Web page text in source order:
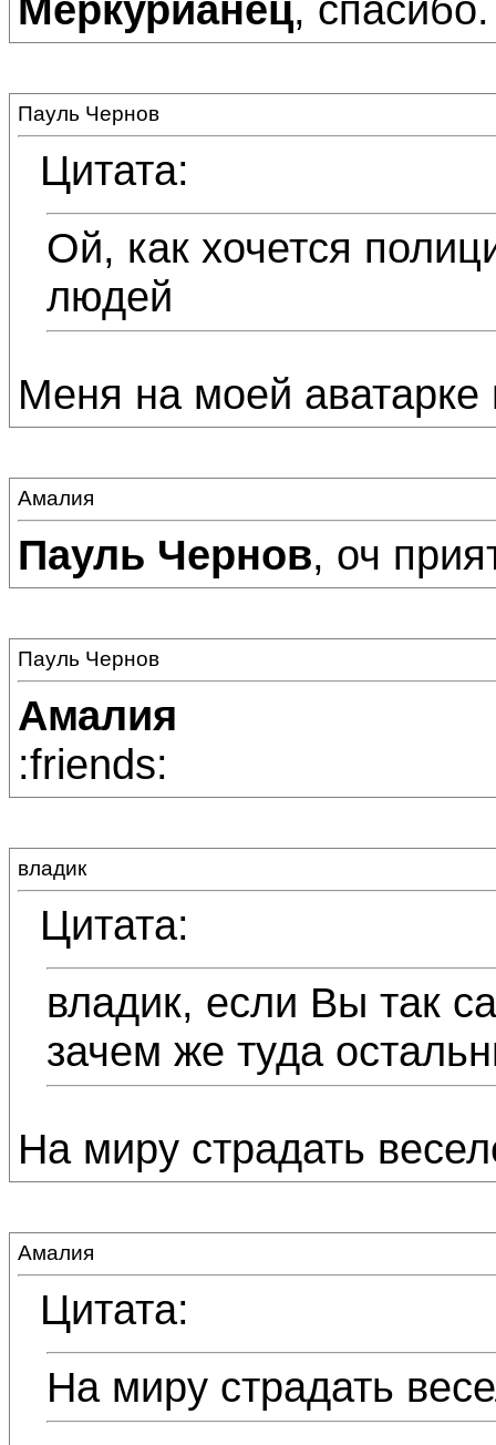
Пауль Чернов
Цитата:
Ой, как хочется
людей
Меня на моей аватарке
Амалия
Пауль Чернов, оч
Пауль Чернов
Амалия
:friends:
владик
Цитата:
владик, если Вы так
зачем же туда
На миру страдать
Амалия
Цитата:
На миру страдать